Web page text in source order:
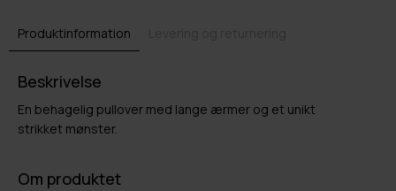
Produktinformation
Beskrivelse
En behagelig pullover med lange ærmer og et unikt
strikket mønster.
Om produktet